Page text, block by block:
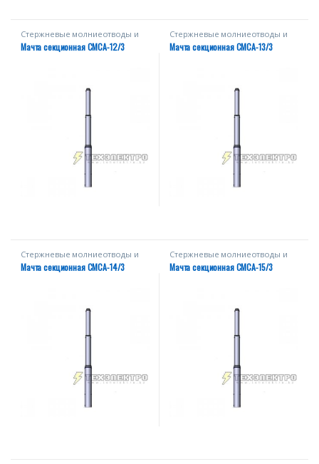
Стержневые молниеотводы и
мачты
Мачта секционная СМСА-12/3
Стержневые молниеотводы и
мачты
Мачта секционная СМСА-13/3
Стержневые молниеотводы и
мачты
Мачта секционная СМСА-14/3
Стержневые молниеотводы и
мачты
Мачта секционная СМСА-15/3